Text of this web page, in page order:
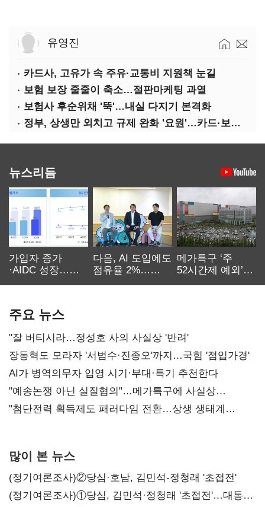
유영진
카드사, 고유가 속 주유·교통비 지원책 눈길
보험 보장 줄줄이 축소…절판마케팅 과열
보험사 후순위채 '뚝'…내실 다지기 본격화
정부, 상생만 외치고 규제 완화 '요원'…카드·보험사 부담 역대급
뉴스리듬
가입자 증가
·AIDC 성장…
다음, AI 도입에도
점유율 2%…
메가특구 ‘주
52시간제 예외’
주요 뉴스
"잘 버티시라…정성호 사의 사실상 '반려'
장동혁도 모라자 '서범수·진종오'까지…국힘 '점입가경'
AI가 병역의무자 입영 시기·부대·특기 추천한다
"예송논쟁 아닌 실질협의"…메가특구에 사실상
'노동유연화'
"첨단전력 획득제도 패러다임 전환…상생 생태계
많이 본 뉴스
(정기여론조사)②당심·호남, 김민석-정청래 '초접전'
(정기여론조사)①당심, 김민석·정청래 '초접전'…대통령